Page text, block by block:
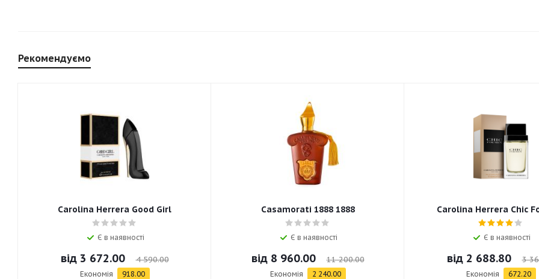
Рекомендуємо
Carolina Herrera Good Girl
Є в наявності
від 3 672.00 4 590.00
Економія 918.00
Casamorati 1888 1888
Є в наявності
від 8 960.00 11 200.00
Економія 2 240.00
Carolina Herrera Chic
Є в наявності
від 2 688.80 3
Економія 672.20